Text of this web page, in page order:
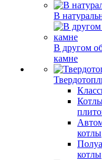
В
В другом
камне
котлы
котлы